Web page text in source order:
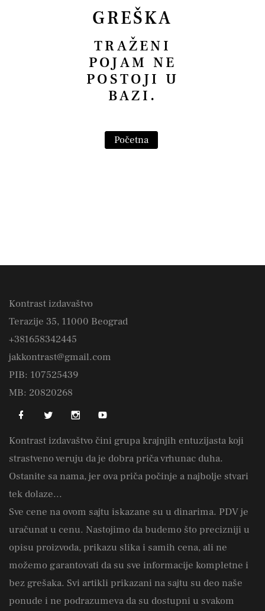
GREŠKA
TRAŽENI
POJAM NE
POSTOJI U
BAZI.
Početna
Kontrast izdavaštvo
Terazije 35, 11000 Beograd
+381658342445
jakkontrast@gmail.com
PIB: 107525439
MB: 20820268
Kontrast izdavaštvo čini grupa krajnjih entuzijasta koji
strastveno veruju da je dobra priča vrhunac duha.
Ostanite sa nama, jer ova priča počinje a najbolje stvari
tek dolaze...
Sve cene na ovom sajtu iskazane su u dinarima. PDV je
uračunat u cenu. Nastojimo da budemo što precizniji u
opisu proizvoda, prikazu slika i samih cena, ali ne
možemo garantovati da su sve informacije kompletne i
bez grešaka. Svi artikli prikazani na sajtu su deo naše
ponude i ne podrazumeva da su dostupni u svakom